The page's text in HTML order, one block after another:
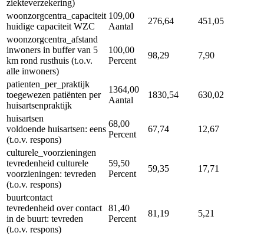
ziekteverzekering)
woonzorgcentra_capaciteit
huidige capaciteit WZC
109,00
Aantal
276,64
451,05
woonzorgcentra_afstand
inwoners in buffer van 5
km rond rusthuis (t.o.v.
alle inwoners)
100,00
Percent
98,29 7,90
patienten_per_praktijk
toegewezen patiënten per
huisartsenpraktijk
1364,00
Aantal
1830,54 630,02
huisartsen
voldoende huisartsen: eens
(t.o.v. respons)
68,00
Percent
67,74 12,67
culturele_voorzieningen
tevredenheid culturele
voorzieningen: tevreden
(t.o.v. respons)
59,50
Percent
59,35 17,71
buurtcontact
tevredenheid over contact
in de buurt: tevreden
(t.o.v. respons)
81,40
Percent
81,19 5,21